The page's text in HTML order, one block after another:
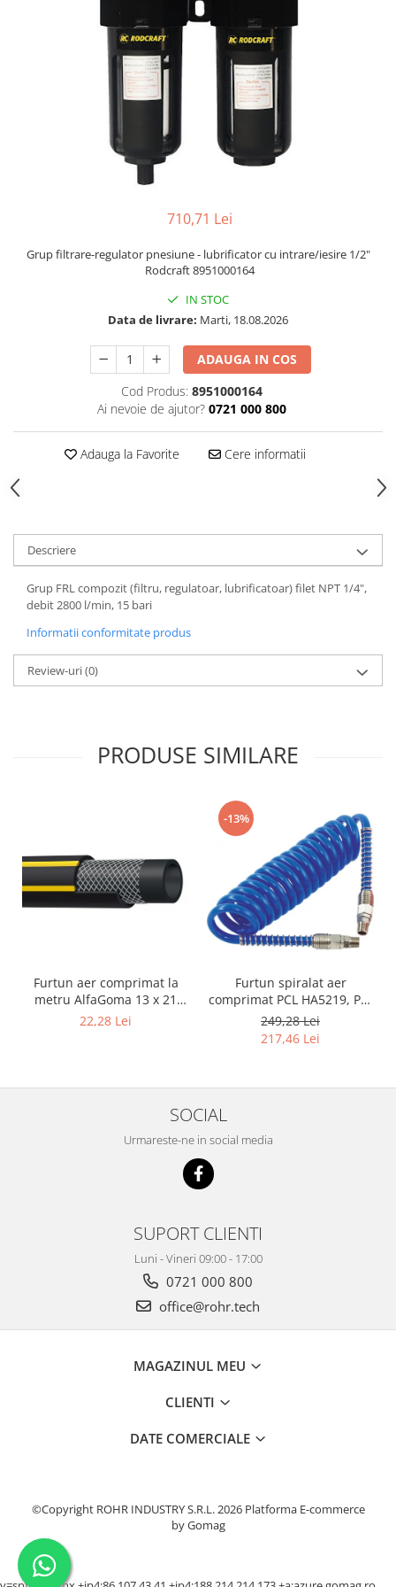
Bormasini pneumatice
Chei pneumatice cu impact
Ciocane daltuitoare pneumatice
Clesti pneumatici
Curatatoare cu ace
Masini de insurubat cu clichet
Pistoale de vopsit
Polizoare unghiulare pneumatice
Polizoare verticale
Scule speciale
Slefuitoare pneumatice
Surubelnite pneumatice
Tăiere și nituire pneumatică
710,71 Lei
Grup filtrare-regulator pnesiune - lubrificator cu intrare/iesire 1/2"
Rodcraft 8951000164
IN STOC
Data de livrare: Marti, 18.08.2026
ADAUGA IN COS
Cod Produs: 8951000164
Ai nevoie de ajutor? 0721 000 800
Adauga la Favorite Cere informatii
Descriere
Grup FRL compozit (filtru, regulatoar, lubrificatoar) filet NPT 1/4",
debit 2800 l/min, 15 bari
Informatii conformitate produs
Review-uri(0)
PRODUSE SIMILARE
Furtun aer comprimat la
metru AlfaGoma 13 x 21
mm, 20 bar, rezistent la
22,28 Lei
-13%
Furtun spiralat aer
comprimat PCL HA5219, PU,
8 x 12 mm, 10 m, filet 1/4"
BSP
249,28 Lei
217,46 Lei
SOCIAL
Urmareste-ne in social media
SUPORT CLIENTI
Luni - Vineri 09:00 - 17:00
0721 000 800
office@rohr.tech
MAGAZINUL MEU
CLIENTI
DATE COMERCIALE
©Copyright ROHR INDUSTRY S.R.L. 2026 Platforma E-commerce
by Gomag